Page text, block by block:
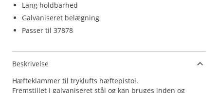
Lang holdbarhed
Galvaniseret belægning
Passer til 37878
Beskrivelse
Hæfteklammer til tryklufts hæftepistol.
Fremstillet i galvaniseret stål og kan bruges inden og